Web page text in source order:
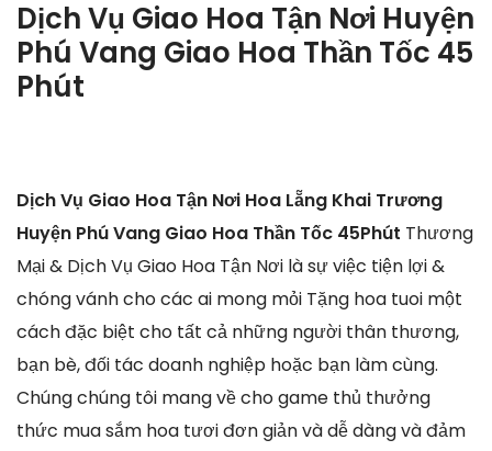
Dịch Vụ Giao Hoa Tận Nơi Huyện
Phú Vang Giao Hoa Thần Tốc 45
Phút
Dịch Vụ Giao Hoa Tận Nơi Hoa Lẵng Khai Trương
Huyện Phú Vang Giao Hoa Thần Tốc 45Phút Thương
Mại & Dịch Vụ Giao Hoa Tận Nơi là sự việc tiện lợi &
chóng vánh cho các ai mong mỏi Tặng hoa tuoi một
cách đặc biệt cho tất cả những người thân thương,
bạn bè, đối tác doanh nghiệp hoặc bạn làm cùng.
Chúng chúng tôi mang về cho game thủ thưởng
thức mua sắm hoa tươi đơn giản và dễ dàng và đảm